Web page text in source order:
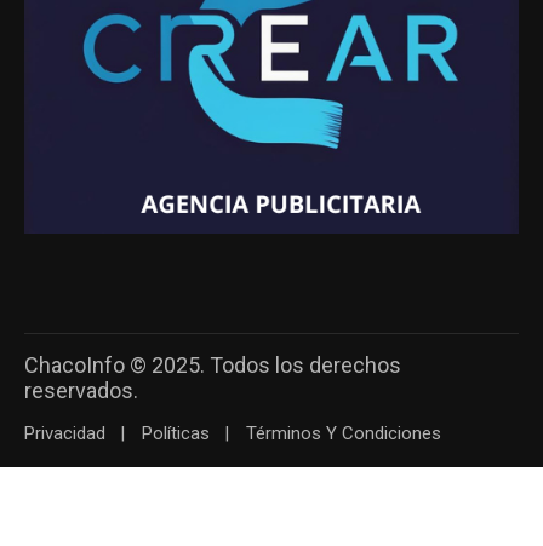
ChacoInfo © 2025. Todos los derechos
reservados.
Privacidad Políticas Términos Y Condiciones